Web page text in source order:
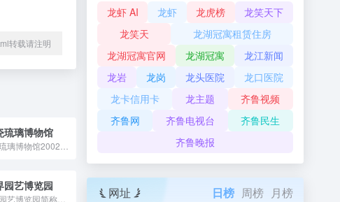
转载请注明
琉璃博物馆
园艺博览园
龙虾 AI 龙虾 龙虎榜
龙笑天下
龙笑天
龙湖冠寓租赁住房
龙湖冠寓官网
龙湖冠寓
龙江新闻
龙岩
龙岗 龙头医院
龙口医院
龙卡信用卡
龙主题
齐鲁视频
齐鲁网
齐鲁电视台
齐鲁民生
齐鲁晚报
网址 日榜 周榜 月榜